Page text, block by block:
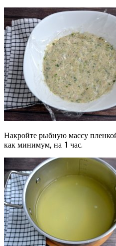
Накройте рыбную массу
как минимум, на 1 час.